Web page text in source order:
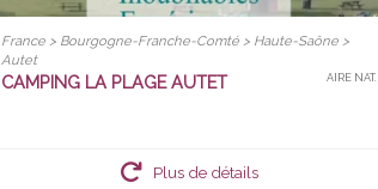
France > Bourgogne-Franche-Comté > Haute-Saône >
Autet
CAMPING LA PLAGE AUTET AIRE NAT.
Plus de détails